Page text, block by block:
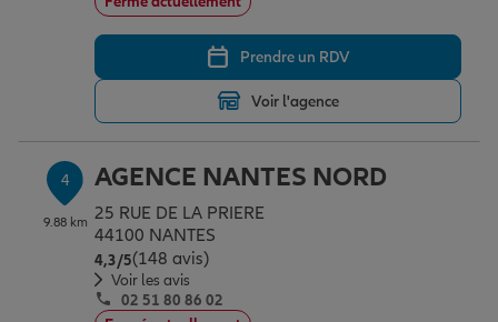
Protection juridique
Retraite
Tous nos devis d'assurance
Prendre un RDV
Voir l'agence
4
9.88 km
AGENCE NANTES NORD
25 RUE DE LA PRIERE
44100 NANTES
4,3/5Note de 4.3 sur 5
(148 avis)
Voir les avis
02 51 80 86 02